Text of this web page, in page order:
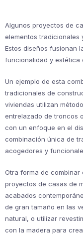
Algunos proyectos de
elementos tradicionales
Estos diseños fusionan
funcionalidad y estética
Un ejemplo de esta
tradicionales de
viviendas utilizan
entrelazado de troncos
con un enfoque en el
combinación única de
acogedores y
Otra forma de combinar
proyectos de casas de
acabados
de gran tamaño en las
natural, o utilizar
con la madera para